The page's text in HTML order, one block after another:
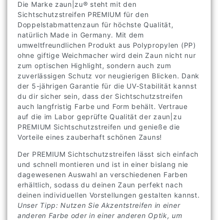
Die Marke zaun|zu® steht mit den
Sichtschutzstreifen PREMIUM für den
Doppelstabmattenzaun für höchste Qualität,
natürlich Made in Germany. Mit dem
umweltfreundlichen Produkt aus Polypropylen (PP)
ohne giftige Weichmacher wird dein Zaun nicht nur
zum optischen Highlight, sondern auch zum
zuverlässigen Schutz vor neugierigen Blicken. Dank
der 5-jährigen Garantie für die UV-Stabilität kannst
du dir sicher sein, dass der Sichtschutzstreifen
auch langfristig Farbe und Form behält. Vertraue
auf die im Labor geprüfte Qualität der zaun|zu
PREMIUM Sichtschutzstreifen und genieße die
Vorteile eines zauberhaft schönen Zauns!
Der PREMIUM Sichtschutzstreifen lässt sich einfach
und schnell montieren und ist in einer bislang nie
dagewesenen Auswahl an verschiedenen Farben
erhältlich, sodass du deinen Zaun perfekt nach
deinen individuellen Vorstellungen gestalten kannst.
Unser Tipp: Nutzen Sie Akzentstreifen in einer
anderen Farbe oder in einer anderen Optik, um